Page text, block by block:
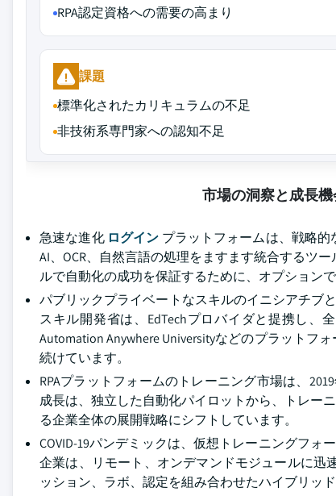
RPA認定資格への需要の高まり
課題
標準化されたカリキュラムの不足
非技術系専門家への認知不足
市場の洞察と成長
急速な進化 ログイン プラットフォームは、戦略的
AI、OCR、自然言語の処理をますます統合するツ
ルで自動化の成功を保証するために、オプション
パブリックプライベートなスキルのイニシアチブ
スキル開発省は、EdTechプロバイダと提携し、
Automation Anywhere Universityなどのプラットフ
続けています。
RPAプラットフォームのトレーニング市場は、
成長は、独立した自動化パイロットから、トレー
る企業全体の展開戦略にシフトしています。
COVID-19パンデミックは、仮想トレーニングフォ
企業は、リモート、オンデマンドモジュールに迅
ッション、ラボ、認定を組み合わせたハイブリッ